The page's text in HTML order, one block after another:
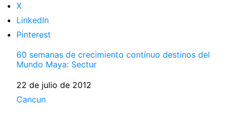
X
LinkedIn
Pinterest
60 semanas de crecimiento contínuo destinos del
Mundo Maya: Sectur
Fecha
22 de julio de 2012
Respecto a
Cancun